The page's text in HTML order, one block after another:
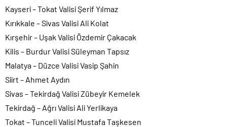
Kayseri – Tokat Valisi Şerif Yılmaz
Kırıkkale – Sivas Valisi Ali Kolat
Kırşehir – Uşak Valisi Özdemir Çakacak
Kilis – Burdur Valisi Süleyman Tapsız
Malatya – Düzce Valisi Vasip Şahin
Siirt – Ahmet Aydın
Sivas – Tekirdağ Valisi Zübeyir Kemelek
Tekirdağ – Ağrı Valisi Ali Yerlikaya
Tokat – Tunceli Valisi Mustafa Taşkesen